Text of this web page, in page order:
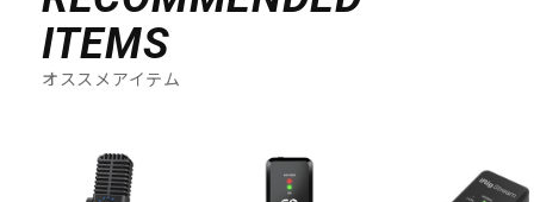
ITEMS
オススメアイテム